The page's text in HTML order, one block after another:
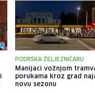
PODRŠKA ŽELJEZNIČARU
Manijaci vožnjom
porukama kroz grad
novu sezonu